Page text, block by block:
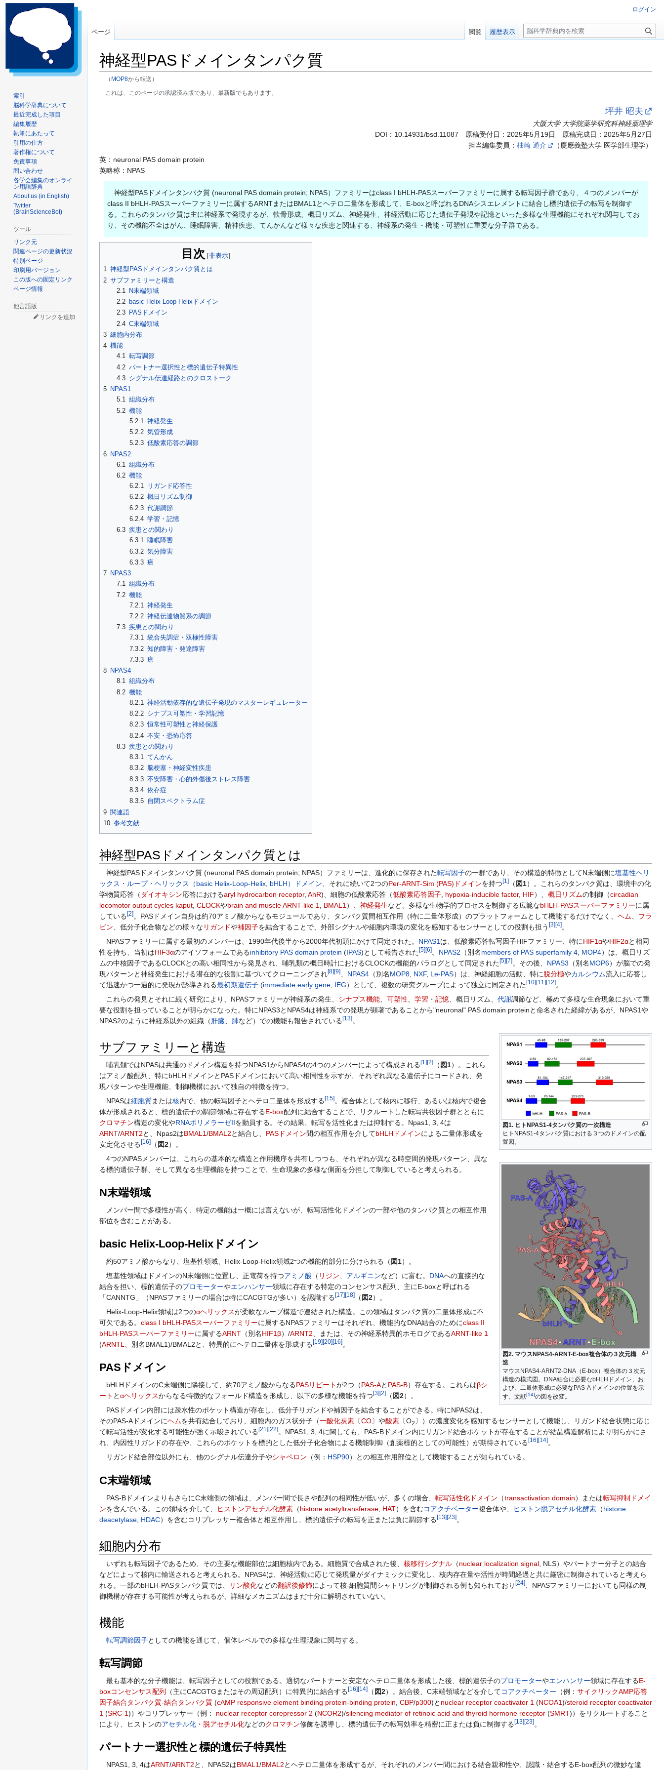
神経型PASドメインタンパク質
（ MOP8から転送）
これは、このページの承認済み版であり、最新版でもあります。
ョ
ン
坪井 昭夫
大阪大学 大学院薬学研究科神経薬理学
DOI： 10.14931/bsd.11087 原稿受付日：2025年5月19日 原稿完成日：2025年5月27日
担当編集委員： 柚崎 通介
（慶應義塾大学 医学部生理学）
英：neuronal PAS domain protein
英略称：NPAS
神経型PASドメインタンパク質 (neuronal PAS domain protein; NPAS）ファミリーはclass I bHLH-PASスーパーファミリーに属する転写因子群であり、４つのメンバーが
class II bHLH-PASスーパーファミリーに属するARNTまたはBMAL1とヘテロ二量体を形成して、E-boxと呼ばれるDNAシスエレメントに結合し標的遺伝子の転写を制御す
る。これらのタンパク質は主に神経系で発現するが、軟骨形成、概日リズム、神経発生、神経活動に応じた遺伝子発現や記憶といった多様な生理機能にそれぞれ関与してお
り、その機能不全はがん、睡眠障害、精神疾患、てんかんなど様々な疾患と関連する、神経系の発生・機能・可塑性に重要な分子群である。
目次
1 神経型PASドメインタンパク質とは
2 サブファミリーと構造
2.1
N末端領域
2.2
basic Helix-Loop-Helixドメイン
2.3
PASドメイン
2.4 C末端領域
3 細胞内分布
4 機能
4.1 転写調節
4.2 パートナー選択性と標的遺伝子特異性
4.3 シグナル伝達経路とのクロストーク
5 NPAS1
5.1 組織分布
5.2 機能
5.2.1
神経発生
5.2.2 気管形成
5.2.3 低酸素応答の調節
6 NPAS2
6.1 組織分布
6.2 機能
6.2.1
リガンド応答性
6.2.2 概日リズム制御
6.2.3 代謝調節
6.2.4 学習・記憶
6.3 疾患との関わり
6.3.1 睡眠障害
6.3.2 気分障害
6.3.3 癌
7 NPAS3
7.1 組織分布
7.2 機能
7.2.1
神経発生
7.2.2 神経伝達物質系の調節
7.3 疾患との関わり
7.3.1 統合失調症・双極性障害
7.3.2 知的障害・発達障害
7.3.3 癌
8 NPAS4
8.1 組織分布
8.2 機能
8.2.1
神経活動依存的な遺伝子発現のマスターレギュレーター
8.2.2 シナプス可塑性・学習記憶
8.2.3 恒常性可塑性と神経保護
8.2.4 不安・恐怖応答
8.3 疾患との関わり
8.3.1
てんかん
8.3.2 脳梗塞・神経変性疾患
8.3.3 不安障害・心的外傷後ストレス障害
8.3.4 依存症
8.3.5 自閉スペクトラム症
9 関連語
10 参考文献
神経型PASドメインタンパク質とは
神経型PASドメインタンパク質 (neuronal PAS domain protein; NPAS）ファミリーは、進化的に保存された転写因子の一群であり、その構造的特徴としてN末端側に塩基性ヘリ
ックス・ループ・ヘリックス（basic Helix-Loop-Helix, bHLH）ドメイン 、それに続いて2つのPer-ARNT-Sim (PAS)ドメインを持つ[1 ] （ 図1）。これらのタンパク質は、環境中の化
学物質応答（ ダイオキシン応答におけるaryl hydrocarbon receptor, AhR)、細胞の低酸素応答（低酸素応答因子 hypoxia-inducible factor, HIF）、 概日リズムの制御（circadian
locomotor output cycles kaput CLOCKやbrain and muscle ARNT-like 1 BMAL1 ）、 神経発生など、多様な生物学的プロセスを制御する広範なbHLH-PASスーパーファミリーに属
している[2]。PASドメイン自身は約70アミノ酸からなるモジュールであり、タンパク質間相互作用（特に二量体形成）のプラットフォームとして機能するだけでなく、 ヘム
フラ
ビン 、低分子化合物などの様々な リガンドや補因子を結合することで、外部シグナルや細胞内環境の変化を感知するセンサーとしての役割も担う [3][4]。
NPASファミリーに属する最初のメンバーは、1990年代後半から2000年代初頭にかけて同定された。 NPAS1 は、低酸素応答転写因子HIFファミリー、特にHIF1αやHIF2αと相同
性を持ち、当初はHIF3αのアイソフォームであるinhibitory PAS domain protein (IPAS)として報告された[5][6]。 NPAS2 （別名members of PAS superfamily 4 MOP4）は、概日リズ
ムの中核因子であるCLOCKとの高い相同性から発見され、哺乳類の概日時計におけるCLOCKの機能的パラログとして同定された[5][7]。その後、 NPAS3 （別名MOP6）が脳での発
現パターンと神経発生における潜在的な役割に基づいてクローニングされ[8][9] NPAS4 （別名MOP8 NXF, Le-PAS）は、神経細胞の活動、特に脱分極やカルシウム流入に応答し
て迅速かつ一過的に発現が誘導される最初期遺伝子 (immediate early gene IEG）として、複数の研究グループによって独立に同定された[10][11 ][12]。
これらの発見とそれに続く研究により、NPASファミリーが神経系の発生、 シナプス機能 可塑性 学習 ・ 記憶 、概日リズム、 代謝調節など、極めて多様な生命現象において重
要な役割を担っていることが明らかになった。特にNPAS3とNPAS4は神経系での発現が顕著であることから"neuronal" PAS domain proteinと命名された経緯があるが、NPAS1や
NPAS2のように神経系以外の組織（ 肝臓 肺など）での機能も報告されている[13]。
図1. ヒトNPAS1-4タンパク質の一次構造
ヒトNPAS1-4タンパク質における３つのドメインの配
置図。
図2. マウスNPAS4-ARNT-E-box複合体の３次元構
造
マウスNPAS4-ARNT2-DNA（E-box）複合体の３次元
構造の模式図。DNA結合に必要なbHLHドメイン、お
よび、二量体形成に必要なPAS-Aドメインの位置を示
す。文献[14]の図を改変。
サブファミリーと構造
哺乳類ではNPASは共通のドメイン構造を持つNPAS1からNPAS4の4つのメンバーによって構成される [1 ][2] （ 図1）。これら
はアミノ酸配列、特にbHLHドメインとPASドメインにおいて高い相同性を示すが、それぞれ異なる遺伝子にコードされ、発
現パターンや生理機能、制御機構において独自の特徴を持つ。
NPASは細胞質または核内で、他の転写因子とヘテロ二量体を形成する [15] 。複合体として核内に移行、あるいは核内で複合
体が形成されると、標的遺伝子の調節領域に存在するE-box配列に結合することで、リクルートした転写共役因子群とともに
クロマチン構造の変化やRNAポリメラーゼIIを動員する。その結果、転写を活性化または抑制する。Npas1, 3, 4は
ARNT/ARNT2と、Npas2はBMAL1/BMAL2と結合し、 PASドメイン間の相互作用を介してbHLHドメインによる二量体形成を
安定化させる [16] （ 図2）。
4つのNPASメンバーは、これらの基本的な構造と作用機序を共有しつつも、それぞれが異なる時空間的発現パターン、異な
る標的遺伝子群、そして異なる生理機能を持つことで、生命現象の多様な側面を分担して制御していると考えられる。
N末端領域
メンバー間で多様性が高く、特定の機能は一概には言えないが、転写活性化ドメインの一部や他のタンパク質との相互作用
部位を含むことがある。
basic Helix-Loop-Helixドメイン
約50アミノ酸からなり、塩基性領域、Helix-Loop-Helix領域2つの機能的部分に分けられる（ 図1）。
塩基性領域はドメインのN末端側に位置し、正電荷を持つアミノ酸 （ リジン、 アルギニンなど）に富む。 DNAへの直接的な
結合を担い、標的遺伝子のプロモーターやエンハンサー領域に存在する特定のコンセンサス配列、主にE-boxと呼ばれる
「CANNTG」（NPASファミリーの場合は特にCACGTGが多い）を認識する [17][18] （ 図2）。
Helix-Loop-Helix領域は2つのαヘリックスが柔軟なループ構造で連結された構造。この領域はタンパク質の二量体形成に不
可欠である。 class I bHLH-PASスーパーファミリーに属するNPASファミリーはそれぞれ、機能的なDNA結合のためにclass II
bHLH-PASスーパーファミリーに属するARNT （別名HIF1β）/ARNT2、または、その神経系特異的ホモログであるARNT-like 1
(ARNTL、別名BMAL1)/BMAL2と、特異的にヘテロ二量体を形成する [19][20][16]。
PASドメイン
bHLHドメインのC末端側に隣接して、約70アミノ酸からなるPASリピートが2つ（PAS-Aと PAS-B）存在する。これらはβシ
ート とαヘリックスからなる特徴的なフォールド構造を形成し、以下の多様な機能を持つ[3][2] （ 図2）。
PASドメイン内部には疎水性のポケット構造が存在し、低分子リガンドや補因子を結合することができる。特にNPAS2は、
そのPAS-Aドメインにヘムを共有結合しており、細胞内のガス状分子（一酸化炭素 〔CO〕や酸素 〔O2 〕）の濃度変化を感知するセンサーとして機能し、リガンド結合状態に応じ
て転写活性が変化する可能性が強く示唆されている [21][22]。NPAS1, 3, 4に関しても、PAS-Bドメイン内にリガンド結合ポケットが存在することが結晶構造解析により明らかにさ
れ、内因性リガンドの存在や、これらのポケットを標的とした低分子化合物による機能制御（創薬標的としての可能性）が期待されている [16][14]。
リガンド結合部位以外にも、他のシグナル伝達分子やシャペロン （例： HSP90）との相互作用部位として機能することが知られている。
C末端領域
PAS-BドメインよりもさらにC末端側の領域は、メンバー間で長さや配列の相同性が低いが、多くの場合、 転写活性化ドメイン （transactivation domain）または転写抑制ドメイ
ンを含んでいる。この領域を介して、 ヒストンアセチル化酵素 （histone acetyltransferase HAT）を含むコアクチベーター複合体や、 ヒストン脱アセチル化酵素 （histone
deacetylase HDAC）を含むコリプレッサー複合体と相互作用し、標的遺伝子の転写を正または負に調節する[13][23]。
細胞内分布
いずれも転写因子であるため、その主要な機能部位は細胞核内である。細胞質で合成された後、 核移行シグナル （nuclear localization signal , NLS）やパートナー分子との結合
などによって核内に輸送されると考えられる。NPAS4は、神経活動に応じて発現量がダイナミックに変化し、核内存在量や活性が時間経過と共に厳密に制御されていると考えら
れる。一部のbHLH-PASタンパク質では、
リン酸化などの翻訳後修飾によって核-細胞質間シャトリングが制御される例も知られており [24]
、NPASファミリーにおいても同様の制
御機構が存在する可能性が考えられるが、詳細なメカニズムはまだ十分に解明されていない。
機能
転写調節因子としての機能を通じて、個体レベルでの多様な生理現象に関与する。
転写調節
最も基本的な分子機能は、転写因子としての役割である。適切なパートナーと安定なヘテロ二量体を形成した後、標的遺伝子のプロモーターやエンハンサー領域に存在するE-
boxコンセンサス配列
（主にCACGTGまたはその周辺配列）に特異的に結合する [16][14] （ 図2）。結合後、C末端領域などを介してコアクチベーター （例： サイクリックAMP応答
因子結合タンパク質-結合タンパク質 (cAMP responsive element binding protein-binding protein CBP/p300)と nuclear receptor coactivator 1 (NCOA1)/steroid receptor coactivator
1 (SRC-1)）やコリプレッサー（例： nuclear receptor corepressor 2 (NCOR2)/silencing mediator of retinoic acid and thyroid hormone receptor (SMRT)）をリクルートすること
により、ヒストンのアセチル化 ・ 脱アセチル化などのクロマチン修飾を誘導し、標的遺伝子の転写効率を精密に正または負に制御する [13][23] 。
パートナー選択性と標的遺伝子特異性
NPAS1, 3, 4はARNT/ARNT2と、NPAS2はBMAL1/BMAL2とヘテロ二量体を形成するが、それぞれのメンバー間における結合親和性や、認識・結合するE-box配列の微妙な違
ログイン
ページ 閲覧 履歴表示
検
索
索引
脳科学辞典について
最近完成した項目
編集履歴
執筆にあたって
引用の仕方
著作権について
免責事項
問い合わせ
各学会編集のオンライ
ン用語辞典
About us (in English)
Twitter
(BrainScienceBot)
ツール
リンク元
関連ページの更新状況
特別ページ
印刷用バージョン
この版への固定リンク
ページ情報
他言語版
リンクを追加